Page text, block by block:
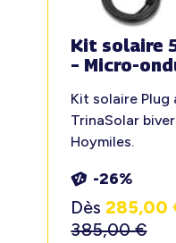
Kit solaire
– Micro-
Kit solaire Plug
TrinaSolar
Hoymiles.
-26%
Dès 285,00
385,00€